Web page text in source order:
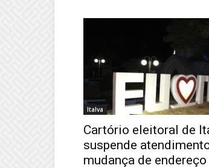
Italva
Cartório eleitoral de
suspende
mudança de endereço